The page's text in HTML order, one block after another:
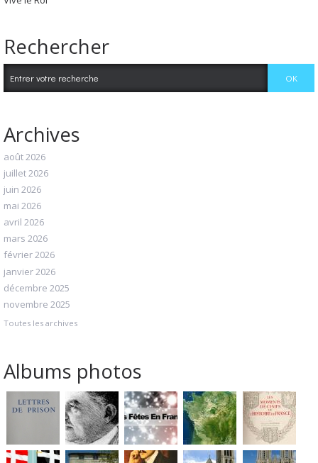
Rechercher
Archives
août 2026
juillet 2026
juin 2026
mai 2026
avril 2026
mars 2026
février 2026
janvier 2026
décembre 2025
novembre 2025
Toutes les archives
Albums photos